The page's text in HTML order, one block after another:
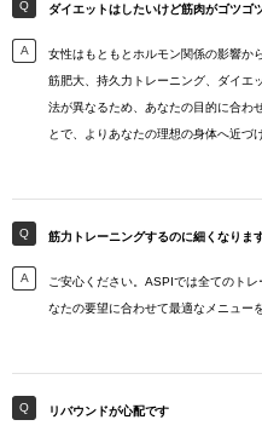
ダイエットはしたいけど筋肉がゴツゴ
女性はもともとホルモン関係の影響か
筋肥大、持久力トレーニング、ダイエ
法が異なるため、あなたの目的に合わ
とで、よりあなたの理想の身体へ近づ
筋力トレーニングするのに細くなりま
ご安心ください。ASPIでは全てのト
なたの要望に合わせて最適なメニュー
リバウンドが心配です